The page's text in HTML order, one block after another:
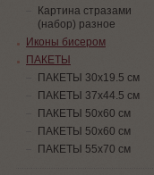
Картина стразами
(набор) разное
Иконы бисером
ПАКЕТЫ
ПАКЕТЫ 30х19.5 см
ПАКЕТЫ 37х44.5 см
ПАКЕТЫ 50х60 см
ПАКЕТЫ 50х60 см
ПАКЕТЫ 55х70 см